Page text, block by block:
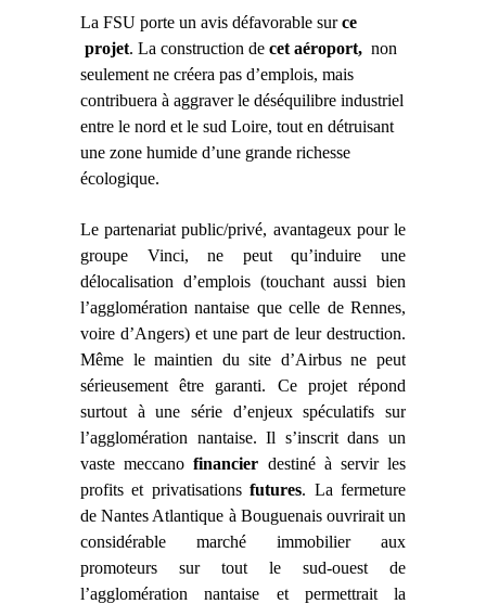
La FSU porte un avis défavorable surce
projet. La construction de cet aéroport, non
seulement ne créera pas d’emplois, mais
contribuera à aggraver le déséquilibre industriel
entre le nord et le sud Loire, tout en détruisant
une zone humide d’une grande richesse
écologique.
Le partenariat public/privé, avantageux pour le
groupe Vinci, ne peut qu’induire une
délocalisation d’emplois (touchant aussi bien
l’agglomération nantaise que celle de Rennes,
voire d’Angers) et une part de leur destruction.
Même le maintien du site d’Airbus ne peut
sérieusement être garanti. Ce projet répond
surtout à une série d’enjeux spéculatifs sur
l’agglomération nantaise. Il s’inscrit dans un
vaste meccanofinancier destiné à servir les
profits et privatisationsfutures. La fermeture
de Nantes Atlantique à Bouguenais ouvrirait un
considérable marché immobilier aux
promoteurs sur tout le sud-ouest de
l’agglomération nantaise et permettrait la